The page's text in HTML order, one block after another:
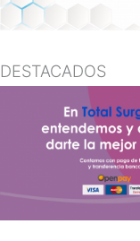
DESTACADOS